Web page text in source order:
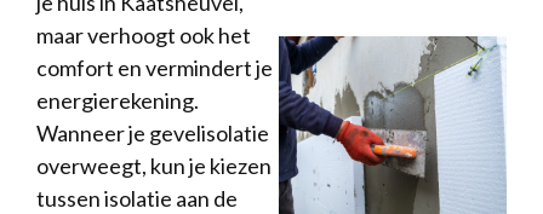
maar verhoogt ook het
comfort en vermindert je
energierekening.
Wanneer je gevelisolatie
overweegt, kun je kiezen
tussen isolatie aan de